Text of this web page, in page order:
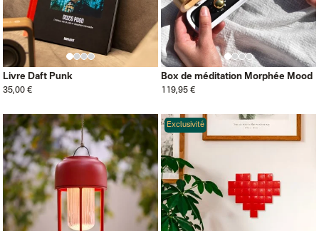
Livre Daft Punk
35,00 €
Box de méditation Morphée Mood
119,95 €
Exclusivité